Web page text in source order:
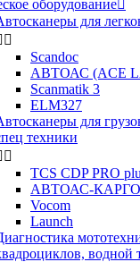
оборудование
для

Scandoc
АВТОАС (ACE
Scanmatik 3
ELM327
для
техники

TCS CDP PRO
АВТОАС-КАРГО
Vocom
Launch
водной